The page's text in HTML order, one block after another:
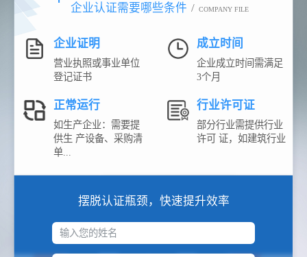
企业认证需要哪些条件 / COMPANY FILE
企业证明
营业执照或事业单位
登记证书
成立时间
企业成立时间需满足
3个月
正常运行
如生产企业：需要提
供生 产设备、采购清
单...
行业许可证
部分行业需提供行业
许可 证，如建筑行业
摆脱认证瓶颈，快速提升效率
输入您的姓名